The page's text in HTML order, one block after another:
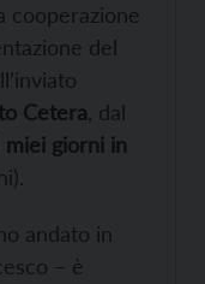
cooperazione
del
Cetera , dal
miei giorni in
andato in
– è